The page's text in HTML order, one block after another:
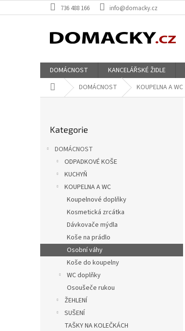
na
736 488 166 info@domacky.cz
DOMÁCNOST KANCELÁŘSKÉ ŽIDLE
Domů DOMÁCNOST KOUPELNA A WC
l
kategorie
Kategorie
DOMÁCNOST
ODPADKOVÉ KOŠE
KUCHYŇ
KOUPELNA A WC
Koupelnové doplňky
Kosmetická zrcátka
Dávkovače mýdla
Koše na prádlo
Osobní váhy
Koše do koupelny
WC doplňky
Osoušeče rukou
ŽEHLENÍ
SUŠENÍ
TAŠKY NA KOLEČKÁCH